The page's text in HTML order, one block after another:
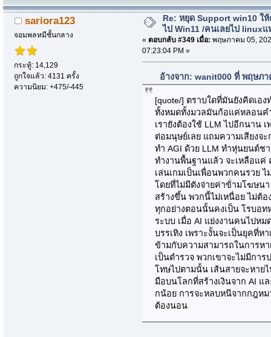
sariora123
จอมพลหมีชั้นกลาง
กระทู้: 14,129
ถูกใจแล้ว: 4131 ครั้ง
ความนิยม: +475/-445
Re: หยุด Support win10 ใ
ไป Win11 /คนเลยไป linuxแ
« ตอบกลับ #349 เมื่อ: พฤษภาคม 05,
07:23:04 PM »
อ้างจาก: wanit000 ที่ พฤษภ
[quote/] ตราบใดที่มันยังคิดเอง
ทั้งหมดทั้งมวลมันก้อแค่หลอนค
เรายังต้องใช้ LLM ไปอีกนาน
ต่อมนุษย์เลย แถมความเสียงจ
ทำ AGI ด้วย LLM ทำหุ่นยนต์ช
ทำงานพื้นฐานแล้ว จะเหลือแค่
เล่นเกมเป็นเพื่อนพวกคนรวย
โดยที่ไม่มีตังจ่ายค่าข้่ามโฆษนา
สร้างขึ้น พวกนี้ไม่เหนื่อย ไม่ต้
ทุกอย่างตอนนั้นคงเป็น โรบอท
ระบบ เมื่อ AI แย่งงานคนไปหม
บรรเทิง เพราะงั้นจะเป็นยุคที่
ข้ามกับความสามารถในการห
เป็นตำรวจ พวกเขาจะไม่มีกา
โทษไปตามนั้น เส้นสายจะหาย
มือบนโลกที่สร้างเงินจาก AI แ
กน้อย การจะหลบหนีจากกฎหม
ต้องนอน